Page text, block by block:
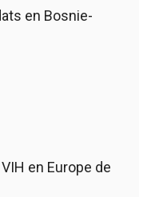
en Bosnie-
en Europe de